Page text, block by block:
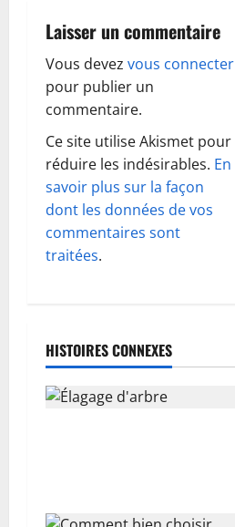
t
i
o
n
d
’
a
t
i
Laisser un commentaire
Vous devez vous connecter
pour publier un
commentaire.
Ce site utilise Akismet pour
réduire les indésirables. En
savoir plus sur la façon
dont les données de vos
commentaires sont
traitées.
HISTOIRES CONNEXES